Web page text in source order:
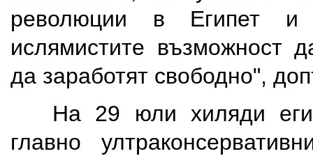
революции в Египет
ислямистите възможност
да заработят свободно",
На 29 юли хиляди
главно